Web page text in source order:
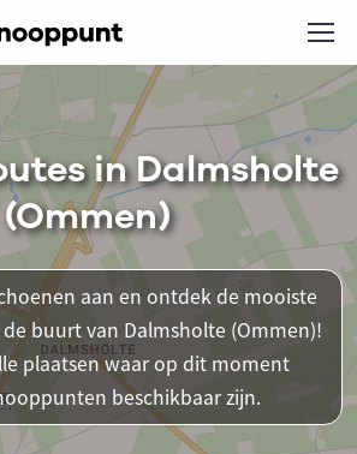
in Dalmsholte
(Ommen)
aan en ontdek de mooiste
buurt van Dalmsholte (Ommen)!
plaatsen waar op dit moment
beschikbaar zijn.